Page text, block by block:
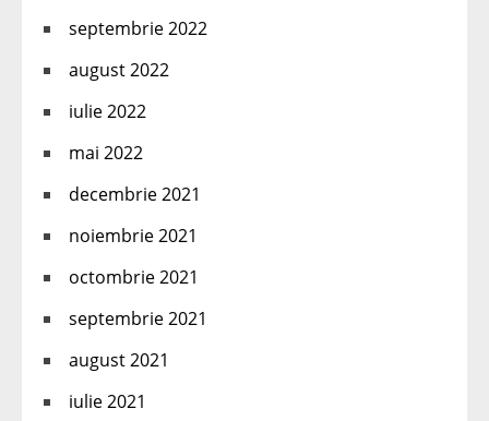
septembrie 2022
august 2022
iulie 2022
mai 2022
decembrie 2021
noiembrie 2021
octombrie 2021
septembrie 2021
august 2021
iulie 2021